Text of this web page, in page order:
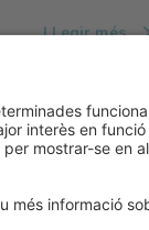
LLegir més